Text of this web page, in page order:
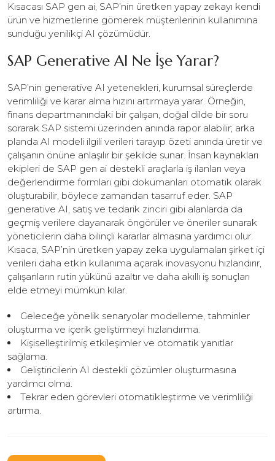
Kısacası SAP gen ai, SAP’nin üretken yapay zekayı kendi
ürün ve hizmetlerine gömerek müşterilerinin kullanımına
sunduğu yenilikçi AI çözümüdür.
SAP Generative AI Ne İşe Yarar?
SAP’nin generative AI yetenekleri, kurumsal süreçlerde
verimliliği ve karar alma hızını artırmaya yarar. Örneğin,
finans departmanındaki bir çalışan, doğal dilde bir soru
sorarak SAP sistemi üzerinden anında rapor alabilir; arka
planda AI modeli ilgili verileri tarayıp özeti anında üretir ve
çalışanın önüne anlaşılır bir şekilde sunar. İnsan kaynakları
ekipleri de SAP gen ai destekli araçlarla iş ilanları veya
değerlendirme formları gibi dokümanları otomatik olarak
oluşturabilir, böylece zamandan tasarruf eder. SAP
generative AI, satış ve tedarik zinciri gibi alanlarda da
geçmiş verilere dayanarak öngörüler ve öneriler sunarak
yöneticilerin daha bilinçli kararlar almasına yardımcı olur.
Kısaca, SAP’nin üretken yapay zeka uygulamaları şirket içi
verileri daha etkin kullanıma açarak inovasyonu hızlandırır,
çalışanların rutin yükünü azaltır ve daha akıllı iş sonuçları
elde etmeyi mümkün kılar.
Geleceğe yönelik senaryolar modelleme, tahminler
oluşturma ve içerik geliştirmeyi hızlandırma.
Kişiselleştirilmiş etkileşimler ve otomatik yanıtlar
sağlama.
Geliştiricilerin AI destekli çözümler oluşturmasına
yardımcı olma.
Tekrar eden görevleri otomatikleştirme ve verimliliği
artırma.